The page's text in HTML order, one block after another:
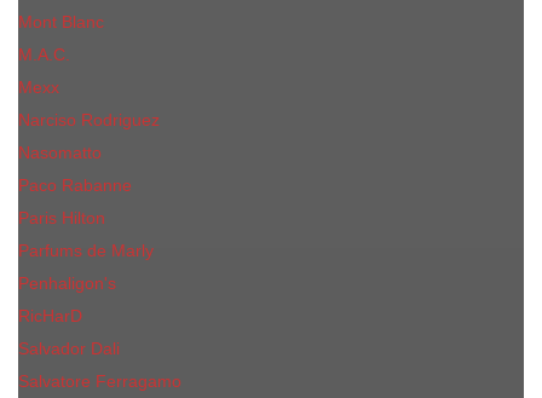
Mont Blanc
M.А.C.
Mexx
Narciso Rodriguez
Nasomatto
Paco Rabanne
Paris Hilton
Parfums de Marly
Penhaligon​'s
RicHarD
Salvador Dali
Salvatore Ferragamo